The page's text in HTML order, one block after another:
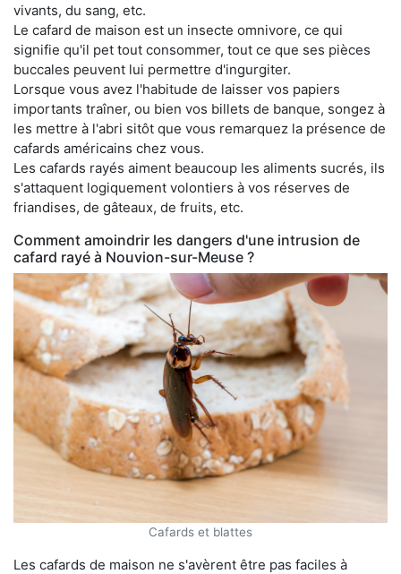
vivants, du sang, etc.
Le cafard de maison est un insecte omnivore, ce qui
signifie qu'il pet tout consommer, tout ce que ses pièces
buccales peuvent lui permettre d'ingurgiter.
Lorsque vous avez l'habitude de laisser vos papiers
importants traîner, ou bien vos billets de banque, songez à
les mettre à l'abri sitôt que vous remarquez la présence de
cafards américains chez vous.
Les cafards rayés aiment beaucoup les aliments sucrés, ils
s'attaquent logiquement volontiers à vos réserves de
friandises, de gâteaux, de fruits, etc.
Comment amoindrir les dangers d'une intrusion de
cafard rayé à Nouvion-sur-Meuse ?
Cafards et blattes
Les cafards de maison ne s'avèrent être pas faciles à